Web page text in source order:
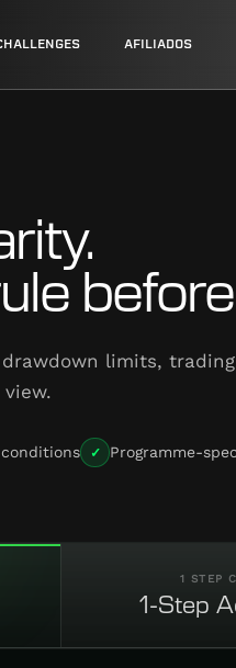
AFILIADOS
limits,
✓ Programme-
1 STEP
1-Step